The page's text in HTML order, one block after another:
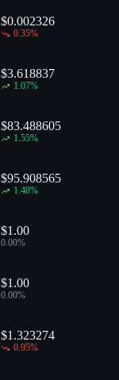
$0.002326
0.35%
$3.618837
1.07%
$83.488605
1.55%
$95.908565
1.48%
$1.00
0.00%
$1.00
0.00%
$1.323274
0.95%